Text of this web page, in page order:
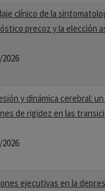
clínico de la
precoz y la elección
y dinámica cerebral:
de rigidez en las
ejecutivas en la